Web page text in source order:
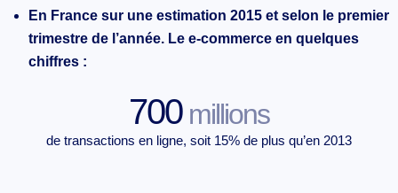
En France sur une estimation 2015 et selon le premier
trimestre de l’année. Le e-commerce en quelques
chiffres :
700millions
de transactions en ligne, soit 15% de plus qu’en 2013